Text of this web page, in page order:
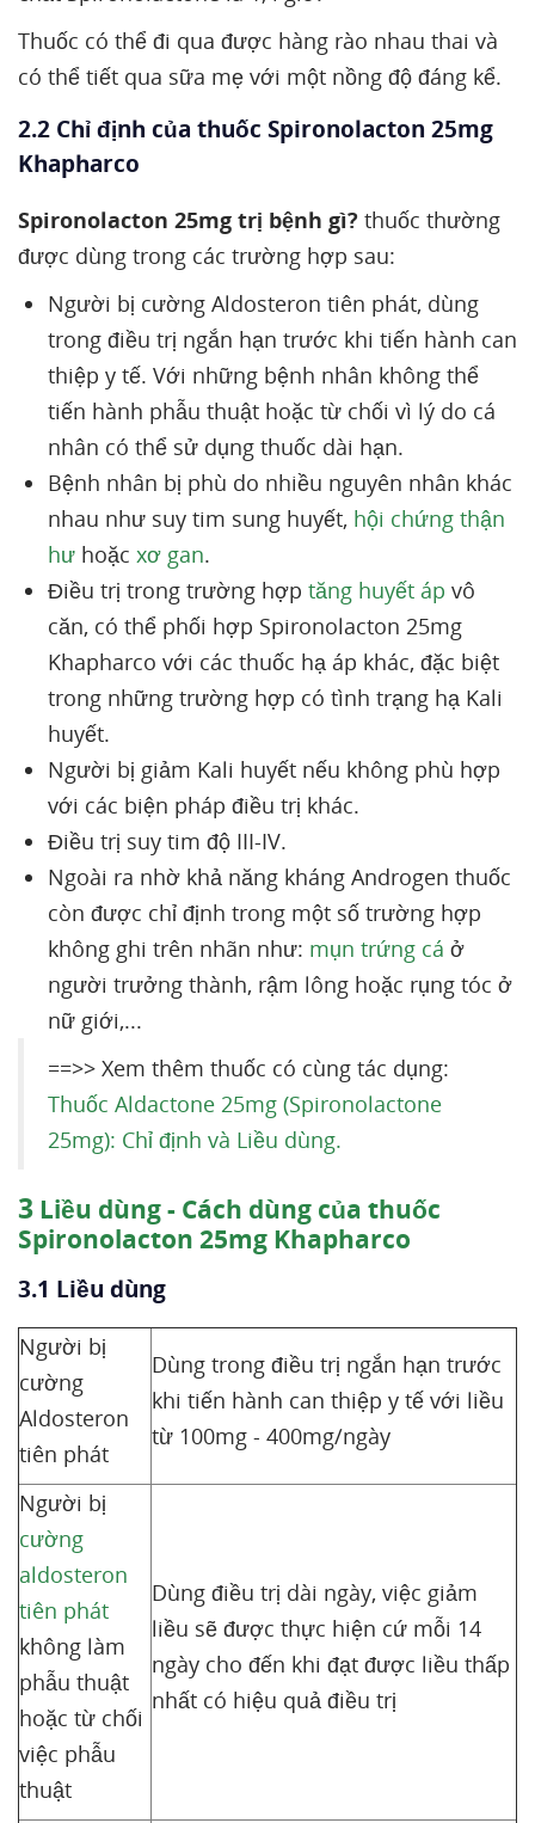
Thuốc có thể đi qua được hàng rào nhau thai và
có thể tiết qua sữa mẹ với một nồng độ đáng kể.
2.2 Chỉ định của thuốc Spironolacton 25mg
Khapharco
Spironolacton 25mg trị bệnh gì? thuốc thường
được dùng trong các trường hợp sau:
Người bị cường Aldosteron tiên phát, dùng
trong điều trị ngắn hạn trước khi tiến hành can
thiệp y tế. Với những bệnh nhân không thể
tiến hành phẫu thuật hoặc từ chối vì lý do cá
nhân có thể sử dụng thuốc dài hạn.
Bệnh nhân bị phù do nhiều nguyên nhân khác
nhau như suy tim sung huyết, hội chứng thận
hư hoặc xơ gan.
Điều trị trong trường hợp tăng huyết áp vô
căn, có thể phối hợp Spironolacton 25mg
Khapharco với các thuốc hạ áp khác, đặc biệt
trong những trường hợp có tình trạng hạ Kali
huyết.
Người bị giảm Kali huyết nếu không phù hợp
với các biện pháp điều trị khác.
Điều trị suy tim độ III-IV.
Ngoài ra nhờ khả năng kháng Androgen thuốc
còn được chỉ định trong một số trường hợp
không ghi trên nhãn như: mụn trứng cá ở
người trưởng thành, rậm lông hoặc rụng tóc ở
nữ giới,...
==>> Xem thêm thuốc có cùng tác dụng:
Thuốc Aldactone 25mg (Spironolactone
25mg): Chỉ định và Liều dùng.
3 Liều dùng - Cách dùng của thuốc
Spironolacton 25mg Khapharco
3.1 Liều dùng
Người bị
cường
Aldosteron
tiên phát
Dùng trong điều trị ngắn hạn trước
khi tiến hành can thiệp y tế với liều
từ 100mg - 400mg/ngày
Người bị
cường
aldosteron
tiên phát
không làm
phẫu thuật
hoặc từ chối
việc phẫu
thuật
Dùng điều trị dài ngày, việc giảm
liều sẽ được thực hiện cứ mỗi 14
ngày cho đến khi đạt được liều thấp
nhất có hiệu quả điều trị